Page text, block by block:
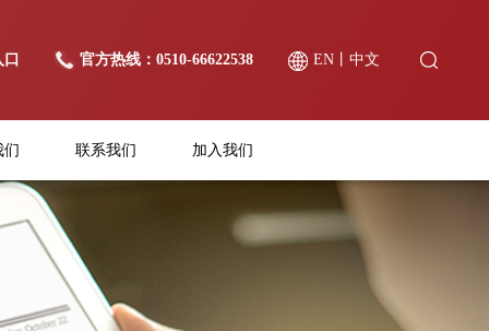
EN丨 中文
官方热线：0510-66622538
们 联系我们 加入我们